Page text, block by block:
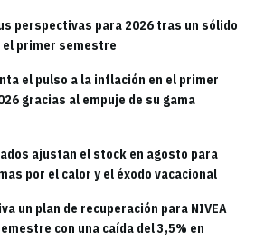
perspectivas para 2026 tras un sólido
primer semestre
el pulso a la inflación en el primer
gracias al empuje de su gama
ajustan el stock en agosto para
por el calor y el éxodo vacacional
un plan de recuperación para NIVEA
con una caída del 3,5% en